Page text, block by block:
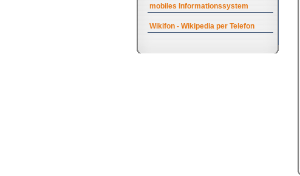
mobiles Informationssystem
Wikifon - Wikipedia per Telefon